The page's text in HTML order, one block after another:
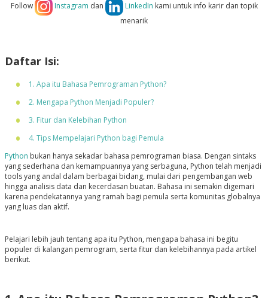
Follow Instagram dan LinkedIn kami untuk info karir dan topik
menarik
Daftar Isi:
1. Apa itu Bahasa Pemrograman Python?
2. Mengapa Python Menjadi Populer?
3. Fitur dan Kelebihan Python
4. Tips Mempelajari Python bagi Pemula
Python bukan hanya sekadar bahasa pemrograman biasa. Dengan sintaks
yang sederhana dan kemampuannya yang serbaguna, Python telah menjadi
tools yang andal dalam berbagai bidang, mulai dari pengembangan web
hingga analisis data dan kecerdasan buatan. Bahasa ini semakin digemari
karena pendekatannya yang ramah bagi pemula serta komunitas globalnya
yang luas dan aktif.
Pelajari lebih jauh tentang apa itu Python, mengapa bahasa ini begitu
populer di kalangan pemrogram, serta fitur dan kelebihannya pada artikel
berikut.